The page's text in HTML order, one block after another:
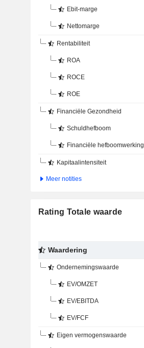
Ebit-marge
Nettomarge
Rentabiliteit
ROA
ROCE
ROE
Financiële Gezondheid
Schuldhefboom
Financiële hefboomwerking
Kapitaalintensiteit
Meer notities
Rating Totale waarde
Waardering
Ondernemingswaarde
EV/OMZET
EV/EBITDA
EV/FCF
Eigen vermogenswaarde